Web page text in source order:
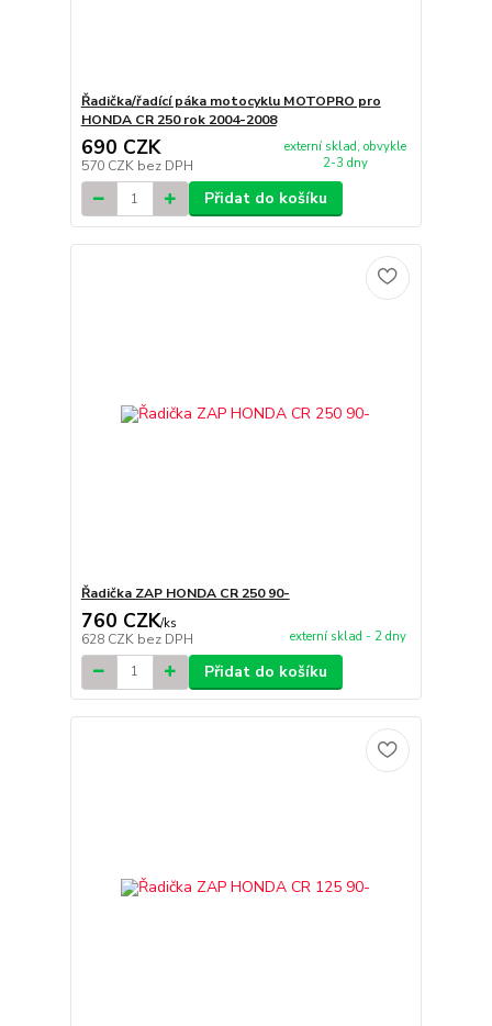
Řadička/řadící páka motocyklu MOTOPRO pro
HONDA CR 250 rok 2004-2008
690 CZK
570 CZK bez DPH
externí sklad, obvykle
2-3 dny
Přidat do košíku
Řadička ZAP HONDA CR 250 90-
760 CZK/ks
628 CZK bez DPH externí sklad - 2 dny
Přidat do košíku